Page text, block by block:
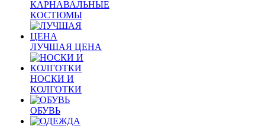
КАРНАВАЛЬНЫЕ
КОСТЮМЫ
ЛУЧШАЯ ЦЕНА
НОСКИ И
КОЛГОТКИ
ОБУВЬ